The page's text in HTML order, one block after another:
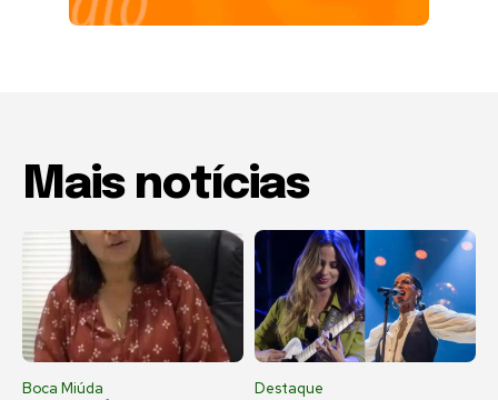
Mais notícias
Boca Miúda Destaque